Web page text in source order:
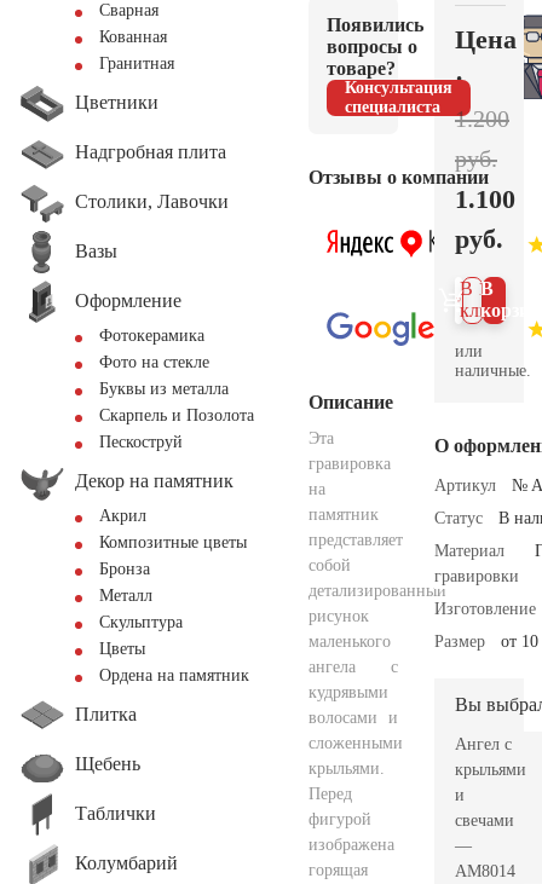
Сварная
Кованная
Гранитная
Цветники
Надгробная плита
Столики, Лавочки
Вазы
Оформление
Фотокерамика
Фото на стекле
Буквы из металла
Скарпель и Позолота
Пескоструй
Декор на памятник
Акрил
Композитные цветы
Бронза
Металл
Скульптура
Цветы
Ордена на памятник
Плитка
Щебень
Таблички
Колумбарий
Появились
вопросы о
товаре?
Консультация
специалиста
Отзывы о компании
Описание
Эта
гравировка
на
памятник
представляет
собой
детализированный
рисунок
маленького
ангела с
кудрявыми
волосами и
сложенными
крыльями.
Перед
фигурой
изображена
горящая
Цена
:
1.200
руб.
1.100
руб.
В
В 1
клик
или
наличные.
О
Артикул
№
Статус
В
Материал
гравировки
Изготовление
Размер
от
Вы
Ангел с
крыльями
и
свечами
—
AM8014